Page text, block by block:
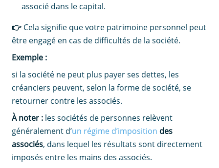
associé dans le capital.
👉 Cela signifie que votre patrimoine personnel peut
être engagé en cas de difficultés de la société.
Exemple :
si la société ne peut plus payer ses dettes, les
créanciers peuvent, selon la forme de société, se
retourner contre les associés.
À noter : les sociétés de personnes relèvent
généralement d’un régime d’imposition des
associés, dans lequel les résultats sont directement
imposés entre les mains des associés.